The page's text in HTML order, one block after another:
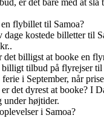
er det bare med at slå
flybillet til Samoa?
dage kostede billetter til
det billigst at booke en
tilbud på flyrejser til
i September, når
det dyrest at booke? I
under højtider.
i Samoa?